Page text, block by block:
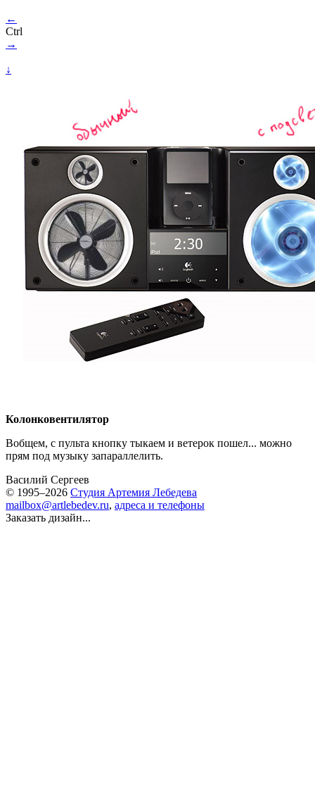
←
Ctrl
→
↓
Колонковентилятор
Вобщем, с пульта кнопку тыкаем и ветерок пошел... можно
прям под музыку запараллелить.
Василий Сергеев
© 1995–2026 Студия Артемия Лебедева
mailbox@artlebedev.ru, адреса и телефоны
Заказать дизайн...